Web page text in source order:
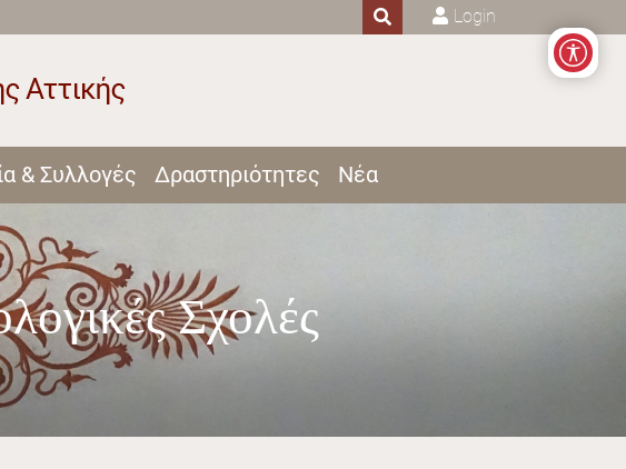
Login
& Συλλογές Δραστηριότητες Νέα
Σχολές